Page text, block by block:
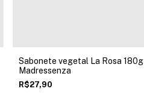
Sabonete vegetal La Rosa 180g
Madressenza
R$27,90